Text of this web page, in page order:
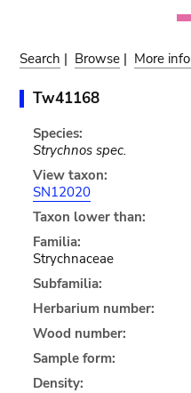
Search | Browse | More
Tw41168
Species:
Strychnos spec.
View taxon:
SN12020
Taxon lower than:
Familia:
Strychnaceae
Subfamilia:
Herbarium number:
Wood number:
Sample form:
Density: